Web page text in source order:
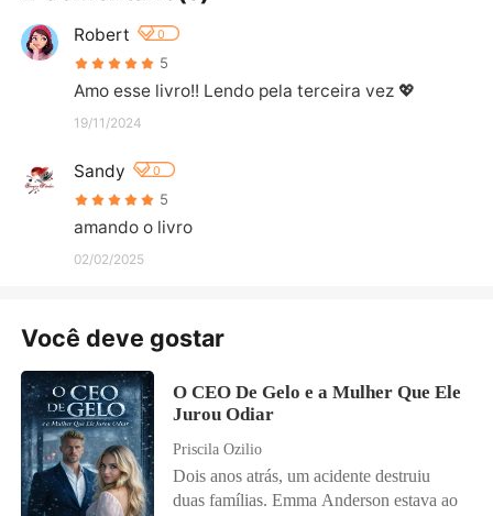
Robert 0
5
Amo esse livro!! Lendo pela terceira vez 💖
19/11/2024
Sandy 0
5
amando o livro
02/02/2025
Você deve gostar
O CEO De Gelo e a Mulher Que Ele
Jurou Odiar
Priscila Ozilio
Dois anos atrás, um acidente destruiu
duas famílias. Emma Anderson estava ao